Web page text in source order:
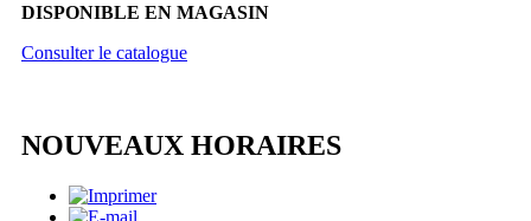
DISPONIBLE EN MAGASIN
Consulter le catalogue
NOUVEAUX HORAIRES